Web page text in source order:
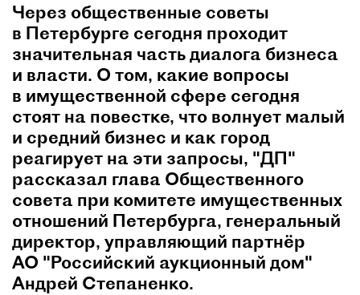
Через общественные советы
в Петербурге сегодня проходит
значительная часть диалога бизнеса
и власти. О том, какие вопросы
в имущественной сфере сегодня
стоят на повестке, что волнует малый
и средний бизнес и как город
реагирует на эти запросы, "ДП"
рассказал глава Общественного
совета при комитете имущественных
отношений Петербурга, генеральный
директор, управляющий партнёр
АО "Российский аукционный дом"
Андрей Степаненко.